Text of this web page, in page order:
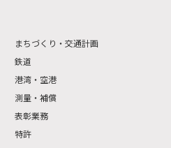
まちづくり・交通計画
鉄道
港湾・空港
測量・補償
表彰業務
特許